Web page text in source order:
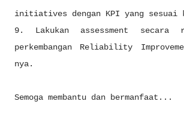
initiatives dengan KPI yang sesuai
9. Lakukan assessment secara
perkembangan Reliability
nya.
Semoga membantu dan bermanfaat...